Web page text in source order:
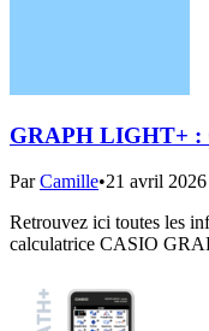
GRAPH LIGHT+ :
ParCamille•21 avril 2026
Retrouvez ici toutes les
calculatrice CASIO